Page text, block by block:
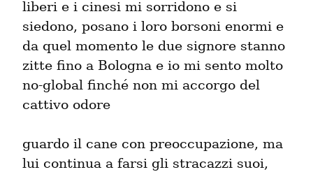
liberi e i cinesi mi sorridono e si
siedono, posano i loro borsoni enormi e
da quel momento le due signore stanno
zitte fino a Bologna e io mi sento molto
no-global finché non mi accorgo del
cattivo odore
guardo il cane con preoccupazione, ma
lui continua a farsi gli stracazzi suoi,